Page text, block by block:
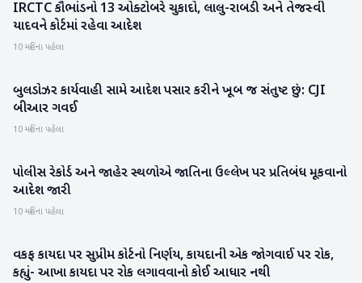
રાષ્ટ્રીય
IRCTC કૌભાંડનો 13 ઓક્ટોબરે ચુકાદો, લાલુ-રાબડી અને તેજસ્વી
યાદવને કોર્ટમાં રહેવા આદેશ
10 મહિના પહેલા
રાષ્ટ્રીય
બુલડોઝર કાર્યવાહી સામે આદેશ પસાર કરીને ખૂબ જ સંતુષ્ટ છું: CJI
બીઆર ગવઈ
10 મહિના પહેલા
રાષ્ટ્રીય
પોલીસ રેકોર્ડ અને જાહેર સ્થળોએ જાતિના ઉલ્લેખ પર પ્રતિબંધ મૂકવાનો
આદેશ જારી
10 મહિના પહેલા
રાષ્ટ્રીય
વકફ કાયદા પર સુપ્રીમ કોર્ટનો નિર્ણય, કાયદાની એક જોગવાઈ પર રોક,
કહ્યું- આખા કાયદા પર રોક લગાવવાનો કોઈ આધાર નથી